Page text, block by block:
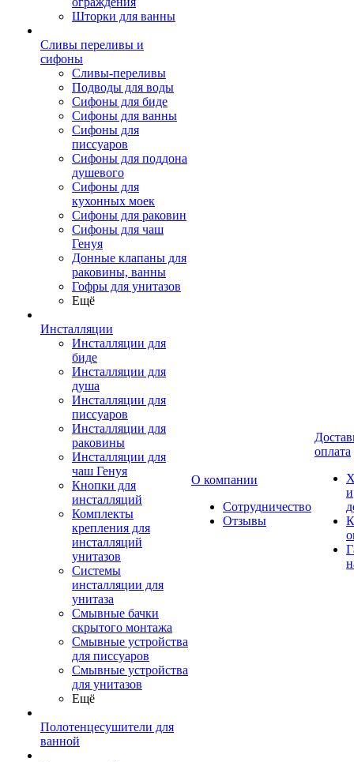
Шторки для ванны
Сливы переливы и
сифоны
Сливы-переливы
Подводы для воды
Сифоны для биде
Сифоны для ванны
Сифоны для
писсуаров
Сифоны для поддона
душевого
Сифоны для
кухонных моек
Сифоны для раковин
Сифоны для чаш
Генуя
Донные клапаны для
раковины, ванны
Гофры для унитазов
Ещё
Инсталляции
Инсталляции для
биде
Инсталляции для
душа
Инсталляции для
писсуаров
Инсталляции для
раковины
Инсталляции для
чаш Генуя
Кнопки для
инсталляций
Комплекты
крепления для
инсталляций
унитазов
Системы
инсталляции для
унитаза
Смывные бачки
скрытого монтажа
Смывные устройства
для писсуаров
Смывные устройства
для унитазов
Ещё
Полотенцесушители для
ванной
О компании
Сотрудничество
Отзывы
оплата
и